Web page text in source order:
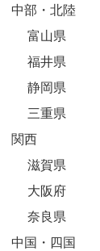
中部・北陸
富山県
福井県
静岡県
三重県
関西
滋賀県
大阪府
奈良県
中国・四国